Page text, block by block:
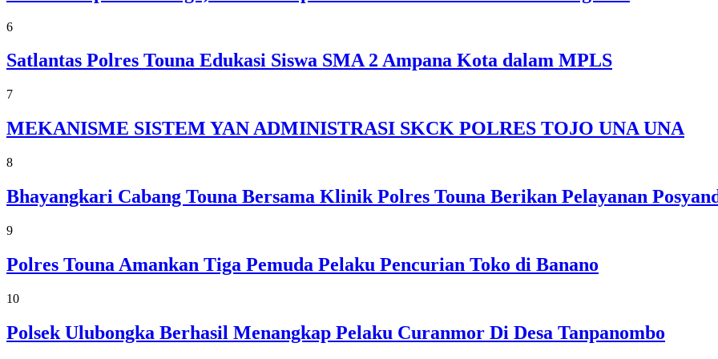
6
Satlantas Polres Touna Edukasi Siswa SMA 2 Ampana Kota dalam MPLS
7
MEKANISME SISTEM YAN ADMINISTRASI SKCK POLRES TOJO UNA UNA
8
Bhayangkari Cabang Touna Bersama Klinik Polres Touna Berikan Pelayanan
9
Polres Touna Amankan Tiga Pemuda Pelaku Pencurian Toko di Banano
10
Polsek Ulubongka Berhasil Menangkap Pelaku Curanmor Di Desa Tanpanombo